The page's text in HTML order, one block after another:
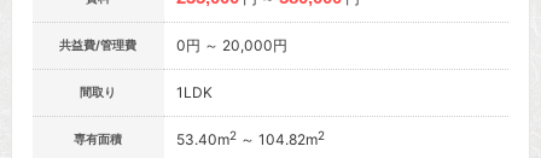
共益費/管理費 0円 ～ 20,000円
間取り 1LDK
専有面積 53.40m2～ 104.82m2